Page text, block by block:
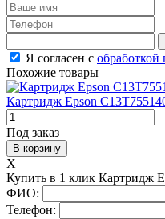
Я согласен с
Похожие товары
Картридж Epson
Под заказ
В корзину
X
Купить в 1 клик Картридж
ФИО:
Телефон: